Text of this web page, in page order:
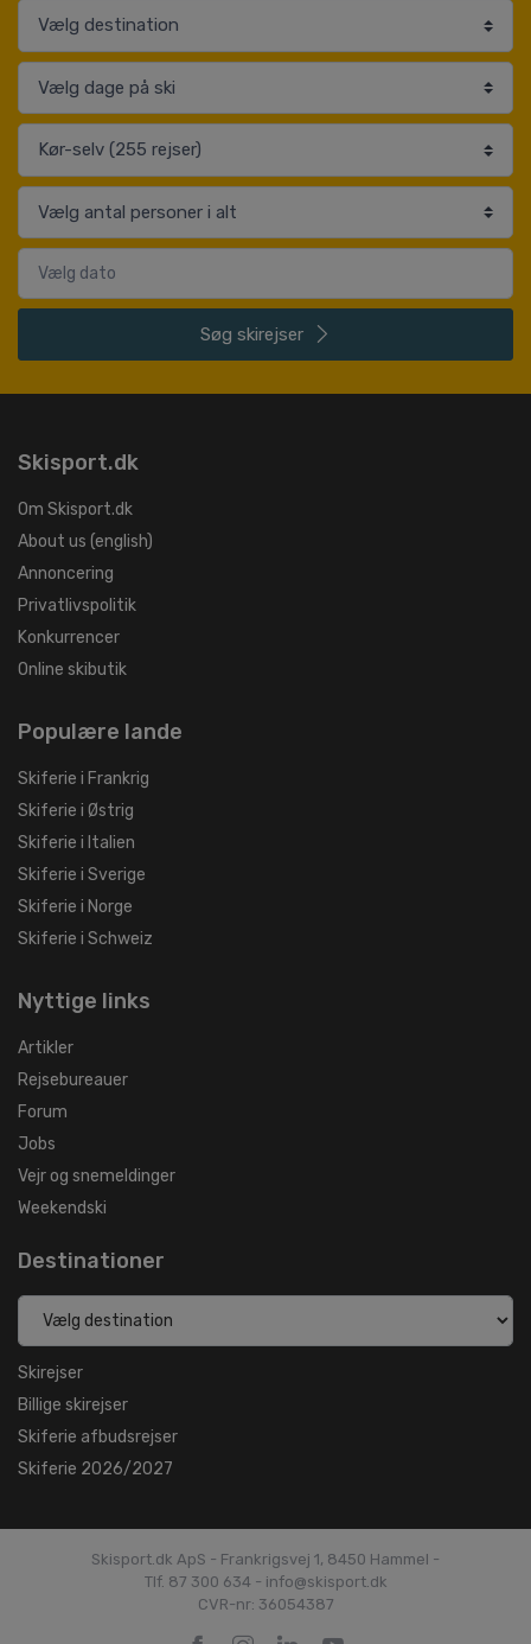
Søg skirejser
Skisport.dk
Om Skisport.dk
About us (english)
Annoncering
Privatlivspolitik
Konkurrencer
Online skibutik
Populære lande
Skiferie i Frankrig
Skiferie i Østrig
Skiferie i Italien
Skiferie i Sverige
Skiferie i Norge
Skiferie i Schweiz
Nyttige links
Artikler
Rejsebureauer
Forum
Jobs
Vejr og snemeldinger
Weekendski
Destinationer
Skirejser
Billige skirejser
Skiferie afbudsrejser
Skiferie 2026/2027
Skisport.dk ApS - Frankrigsvej 1, 8450 Hammel -
Tlf. 87 300 634 - info@skisport.dk
CVR-nr: 36054387